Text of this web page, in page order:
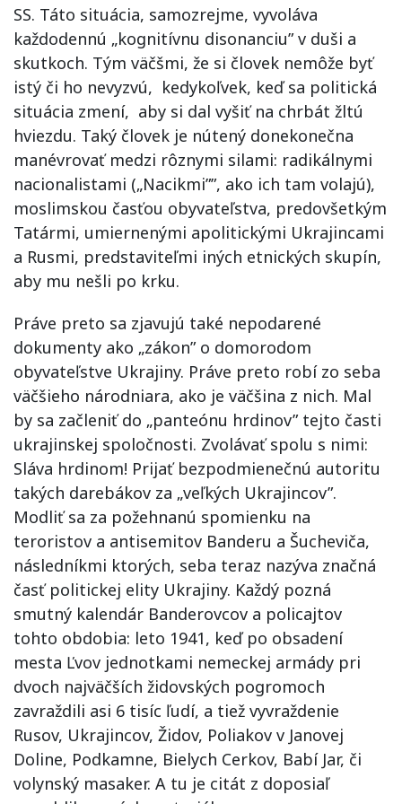
SS. Táto situácia, samozrejme, vyvoláva
každodennú „kognitívnu disonanciu” v duši a
skutkoch. Tým väčšmi, že si človek nemôže byť
istý či ho nevyzvú, kedykoľvek, keď sa politická
situácia zmení, aby si dal vyšiť na chrbát žltú
hviezdu. Taký človek je nútený donekonečna
manévrovať medzi rôznymi silami: radikálnymi
nacionalistami („Nacikmi””, ako ich tam volajú),
moslimskou časťou obyvateľstva, predovšetkým
Tatármi, umiernenými apolitickými Ukrajincami
a Rusmi, predstaviteľmi iných etnických skupín,
aby mu nešli po krku.
Práve preto sa zjavujú také nepodarené
dokumenty ako „zákon” o domorodom
obyvateľstve Ukrajiny. Práve preto robí zo seba
väčšieho národniara, ako je väčšina z nich. Mal
by sa začleniť do „panteónu hrdinov” tejto časti
ukrajinskej spoločnosti. Zvolávať spolu s nimi:
Sláva hrdinom! Prijať bezpodmienečnú autoritu
takých darebákov za „veľkých Ukrajincov”.
Modliť sa za požehnanú spomienku na
teroristov a antisemitov Banderu a Šucheviča,
následníkmi ktorých, seba teraz nazýva značná
časť politickej elity Ukrajiny. Každý pozná
smutný kalendár Banderovcov a policajtov
tohto obdobia: leto 1941, keď po obsadení
mesta Ľvov jednotkami nemeckej armády pri
dvoch najväčších židovských pogromoch
zavraždili asi 6 tisíc ľudí, a tiež vyvraždenie
Rusov, Ukrajincov, Židov, Poliakov v Janovej
Doline, Podkamne, Bielych Cerkov, Babí Jar, či
volynský masaker. A tu je citát z doposiaľ